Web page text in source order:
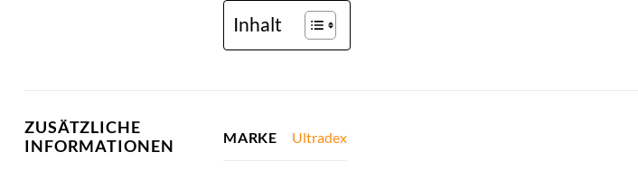
Inhalt
ZUSÄTZLICHE
INFORMATIONEN
MARKE Ultradex